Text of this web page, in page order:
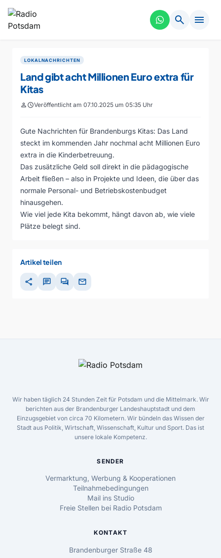
search menu
LOKALNACHRICHTEN
Land gibt acht Millionen Euro extra für
Kitas
personscheduleVeröffentlicht am 07.10.2025 um 05:35 Uhr
Gute Nachrichten für Brandenburgs Kitas: Das Land
steckt im kommenden Jahr nochmal acht Millionen Euro
extra in die Kinderbetreuung.
Das zusätzliche Geld soll direkt in die pädagogische
Arbeit fließen – also in Projekte und Ideen, die über das
normale Personal- und Betriebskostenbudget
hinausgehen.
Wie viel jede Kita bekommt, hängt davon ab, wie viele
Plätze belegt sind.
Artikel teilen
share chat forum mail
Wir haben täglich 24 Stunden Zeit für Potsdam und die Mittelmark. Wir
berichten aus der Brandenburger Landeshauptstadt und dem
Einzugsgebiet von circa 70 Kilometern. Wir bündeln das Wissen der
Stadt aus Politik, Wirtschaft, Wissenschaft, Kultur und Sport. Das ist
unsere lokale Kompetenz.
SENDER
Vermarktung, Werbung & Kooperationen
Teilnahmebedingungen
Mail ins Studio
Freie Stellen bei Radio Potsdam
KONTAKT
Brandenburger Straße 48